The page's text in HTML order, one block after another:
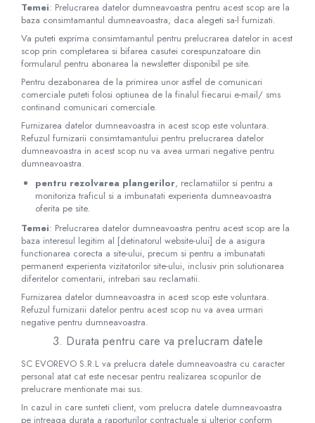
Glucometre
Ingrijire personala
Perne si paturi electrice
Perne ortopedice
Tensiometre
Termometre
Umidificatoare
Monitorizare somn
Masurare
Cantare
Taliometre / Pediometre
Masurare corporala
Alcoolmetre
Prim ajutor, urgenta & reanimare
Targi urgente
Truse urgente
Genti urgente
Gulere cervicale
Rucsacuri
Foarfece
Truse pentru resuscitare / reanimare
Temei: Prelucrarea datelor dumneavoastra pentru acest scop are la
baza consimtamantul dumneavoastra, daca alegeti sa-l furnizati.
Va puteti exprima consimtamantul pentru prelucrarea datelor in acest
scop prin completarea si bifarea casutei corespunzatoare din
formularul pentru abonarea la newsletter disponibil pe site.
Pentru dezabonarea de la primirea unor astfel de comunicari
comerciale puteti folosi optiunea de la finalul fiecarui e-mail/ sms
continand comunicari comerciale.
Furnizarea datelor dumneavoastra in acest scop este voluntara.
Refuzul furnizarii consimtamantului pentru prelucrarea datelor
dumneavoastra in acest scop nu va avea urmari negative pentru
dumneavoastra.
pentru rezolvarea plangerilor, reclamatiilor si pentru a
monitoriza traficul si a imbunatati experienta dumneavoastra
oferita pe site.
Temei: Prelucrarea datelor dumneavoastra pentru acest scop are la
baza interesul legitim al [detinatorul website-ului] de a asigura
functionarea corecta a site-ului, precum si pentru a imbunatati
permanent experienta vizitatorilor site-ului, inclusiv prin solutionarea
diferitelor comentarii, intrebari sau reclamatii.
Furnizarea datelor dumneavoastra in acest scop este voluntara.
Refuzul furnizarii datelor pentru acest scop nu va avea urmari
negative pentru dumneavoastra.
3. Durata pentru care va prelucram datele
SC​ ​EVOREVO​ ​S.R.L va prelucra datele dumneavoastra cu caracter
personal atat cat este necesar pentru realizarea scopurilor de
prelucrare mentionate mai sus.
In cazul in care sunteti client, vom prelucra datele dumneavoastra
pe intreaga durata a raporturilor contractuale si ulterior conform